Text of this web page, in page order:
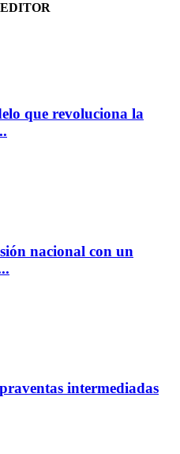
que revoluciona la
nacional con un
intermediadas